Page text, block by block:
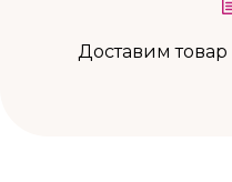
Доставим